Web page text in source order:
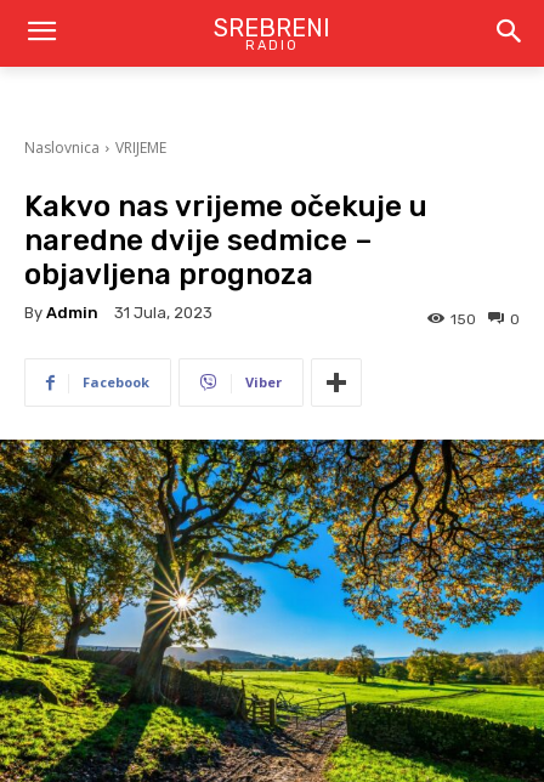
SREBRENI
RADIO
Naslovnica VRIJEME
Kakvo nas vrijeme očekuje u
naredne dvije sedmice –
objavljena prognoza
By Admin 31 Jula, 2023 0
150
Facebook Viber